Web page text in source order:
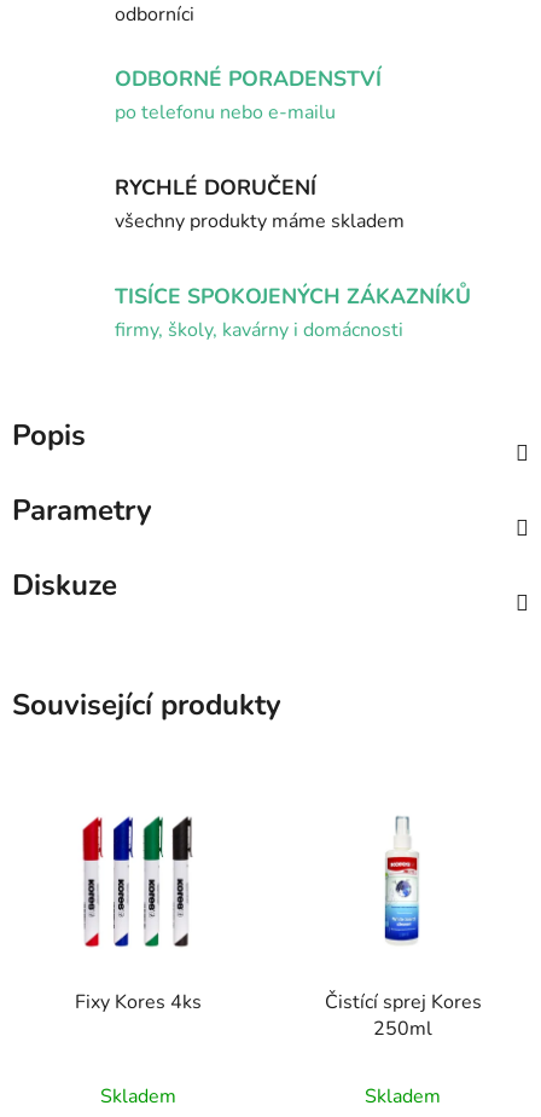
odborníci
ODBORNÉ PORADENSTVÍ
po telefonu nebo e-mailu
RYCHLÉ DORUČENÍ
všechny produkty máme skladem
TISÍCE SPOKOJENÝCH ZÁKAZNÍKŮ
firmy, školy, kavárny i domácnosti
Popis
Parametry
Diskuze
Související produkty
Fixy Kores 4ks
Skladem
Čistící sprej Kores
250ml
Skladem